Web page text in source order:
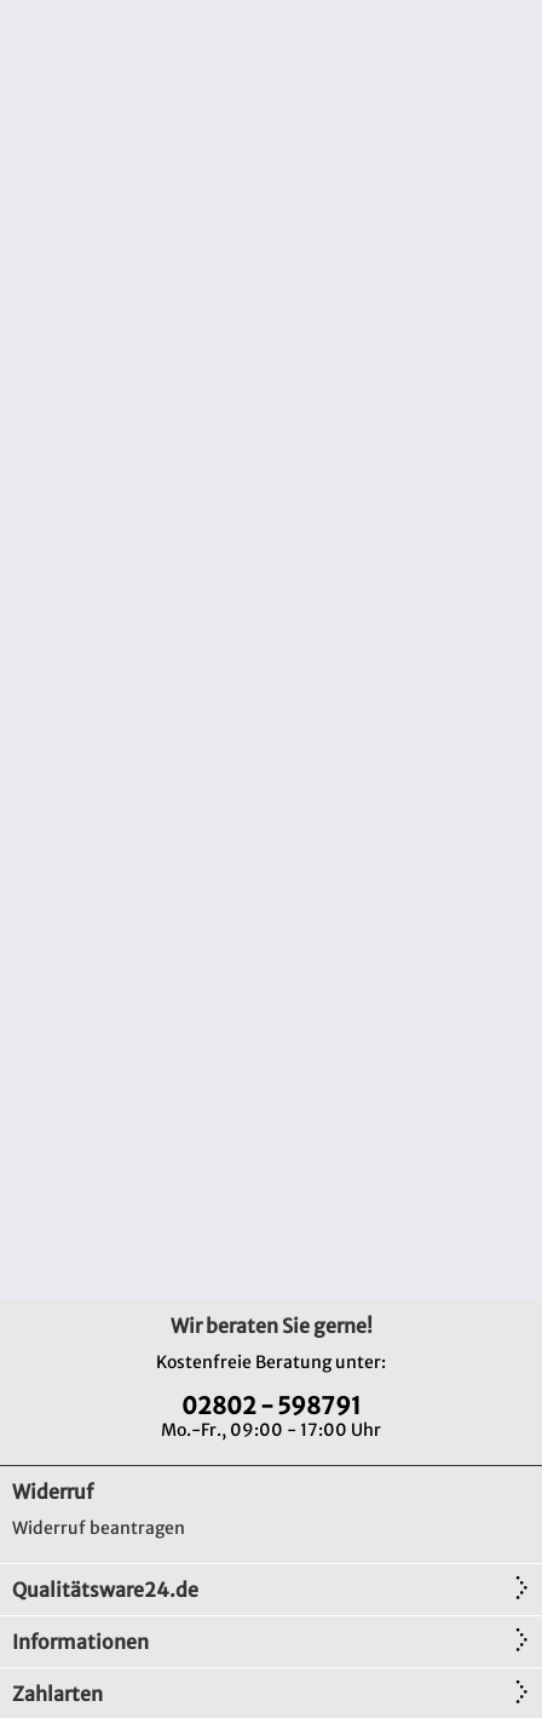
Wir beraten Sie gerne!
Kostenfreie Beratung unter:
02802 - 598791
Mo.-Fr., 09:00 - 17:00 Uhr
Widerruf
Widerruf beantragen
Qualitätsware24.de
Informationen
Zahlarten